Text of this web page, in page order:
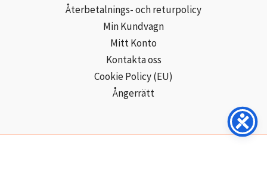
Återbetalnings- och returpolicy
Min Kundvagn
Mitt Konto
Kontakta oss
Cookie Policy (EU)
Ångerrätt